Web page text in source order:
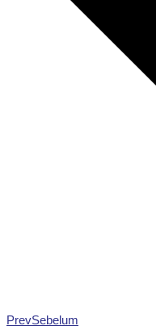
PrevSebelum